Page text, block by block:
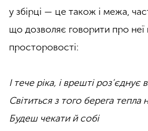
у збірці — це також і межа,
що дозволяє говорити про неї
просторовості:
І тече ріка, і врешті роз’єднує
Світиться з того берега тепла
Будеш чекати й собі